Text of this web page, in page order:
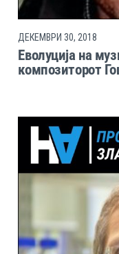
ДЕКЕМВРИ 30, 2018
Еволуција на
композиторот